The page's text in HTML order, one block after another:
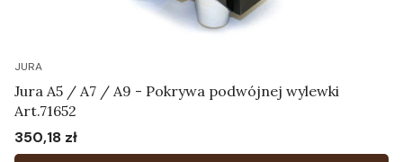
JURA
Jura A5 / A7 / A9 - Pokrywa podwójnej wylewki
Art.71652
Cena
350,18 zł